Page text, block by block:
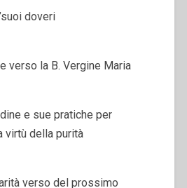
doveri
verso la B. Vergine Maria
e sue pratiche per
virtù della purità
verso del prossimo